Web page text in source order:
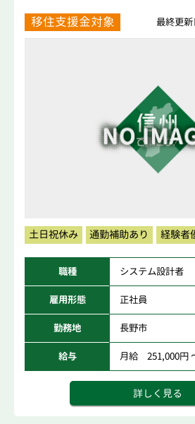
移住支援金対象 最終更
土日祝休み 通勤補助あり 経験者
職種 システム設計者
雇用形態 正社員
勤務地 長野市
給与 月給 251,000円
詳しく見る